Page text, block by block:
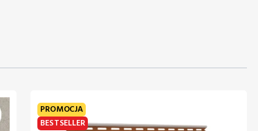
PROMOCJA
BESTSELLER